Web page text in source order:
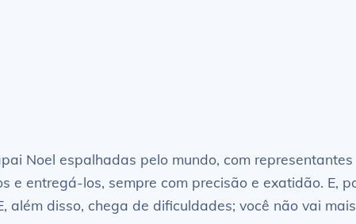
Noel espalhadas pelo mundo, com
e entregá-los, sempre com precisão e exatidão. E,
além disso, chega de dificuldades; você não vai